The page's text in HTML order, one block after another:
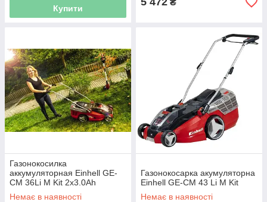
Купити
₴
Газонокосилка
аккумуляторная Einhell GE-
CM 36Li M Kit 2x3.0Ah
(3413063)
Немає в наявності
Газонокосарка акумуляторна
Einhell GE-CM 43 Li M Kit
Немає в наявності